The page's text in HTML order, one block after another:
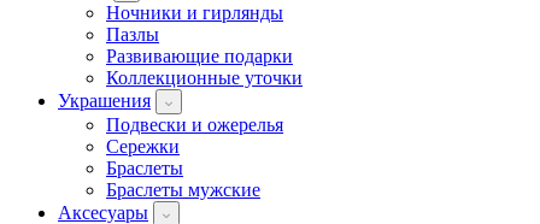
Ночники и гирлянды
Пазлы
Развивающие подарки
Коллекционные уточки
Украшения
Подвески и ожерелья
Сережки
Браслеты
Браслеты мужские
Аксесуары